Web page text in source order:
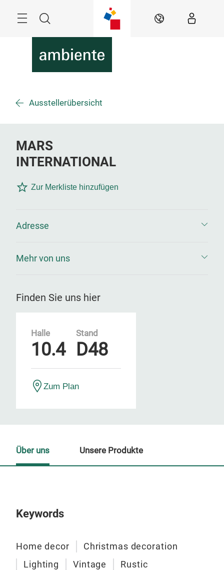
Suche DE
Ausstellerübersicht
MARS
INTERNATIONAL
Zur Merkliste hinzufügen
Adresse
Mehr von uns
Finden Sie uns hier
Halle
10.4
Stand
D48
Zum Plan
Keywords
Home decor
Christmas decoration
Lighting
Vintage Rustic
Über uns Unsere Produkte